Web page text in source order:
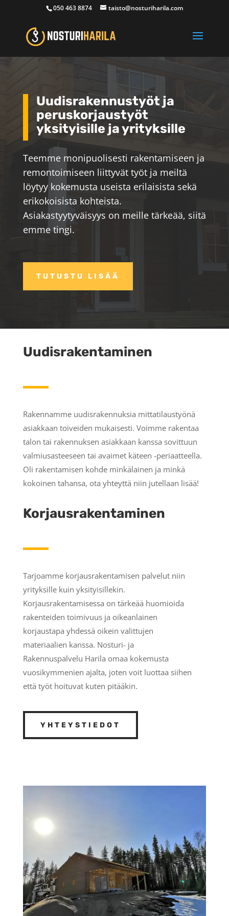
050 463 8874 taisto@nosturiharila.com
Uudisrakennustyöt ja
peruskorjaustyöt
yksityisille ja yrityksille
Teemme monipuolisesti rakentamiseen ja
remontoimiseen liittyvät työt ja meiltä
löytyy kokemusta useista erilaisista sekä
erikokoisista kohteista.
Asiakastyytyväisyys on meille tärkeää, siitä
emme tingi.
TUTUSTU LISÄÄ
Uudisrakentaminen
Rakennamme uudisrakennuksia mittatilaustyönä
asiakkaan toiveiden mukaisesti. Voimme rakentaa
talon tai rakennuksen asiakkaan kanssa sovittuun
valmiusasteeseen tai avaimet käteen -periaatteella.
Oli rakentamisen kohde minkälainen ja minkä
kokoinen tahansa, ota yhteyttä niin jutellaan lisää!
Korjausrakentaminen
Tarjoamme korjausrakentamisen palvelut niin
yrityksille kuin yksityisillekin.
Korjausrakentamisessa on tärkeää huomioida
rakenteiden toimivuus ja oikeanlainen
korjaustapa yhdessä oikein valittujen
materiaalien kanssa. Nosturi- ja
Rakennuspalvelu Harila omaa kokemusta
vuosikymmenien ajalta, joten voit luottaa siihen
että työt hoituvat kuten pitääkin.
YHTEYSTIEDOT